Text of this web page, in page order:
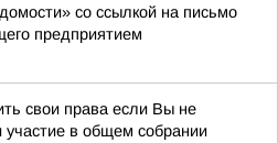
со ссылкой на письмо
предприятием
свои права если Вы не
участие в общем собрании